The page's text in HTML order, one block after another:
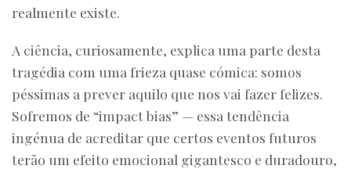
realmente existe.
A ciência, curiosamente, explica uma parte desta
tragédia com uma frieza quase cómica: somos
péssimas a prever aquilo que nos vai fazer felizes.
Sofremos de “impact bias” — essa tendência
ingénua de acreditar que certos eventos futuros
terão um efeito emocional gigantesco e duradouro,